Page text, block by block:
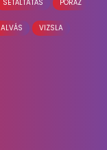
SÉTÁLTATÁS PÓRÁZ
ALVÁS VIZSLA